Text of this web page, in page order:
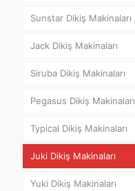
Sunstar Dikiş Makinaları
Jack Dikiş Makinaları
Siruba Dikiş Makinaları
Pegasus Dikiş Makinaları
Typical Dikiş Makinaları
Juki Dikiş Makinaları
Yuki Dikiş Makinaları